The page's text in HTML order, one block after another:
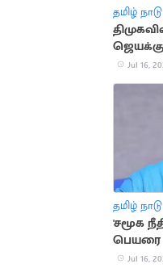
தமிழ் நாடு
Jul 16,
தமிழ் நாடு
'சமூக
பெயரை
Jul 16,